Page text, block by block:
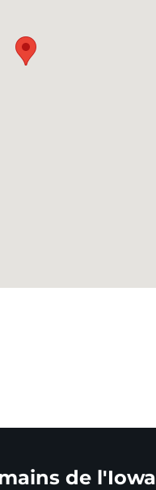
de l'Iowa